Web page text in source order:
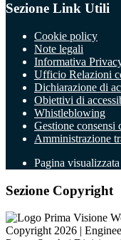
Sezione Link Utili
Cookie policy
Note legali
Informativa
Ufficio Relazioni
Dichiarazione di
Obiettivi di
Whistleblowing
Gestione consensi
Amministrazione
Pagina visualizzata
Sezione Copyright
Copyright 2026 |